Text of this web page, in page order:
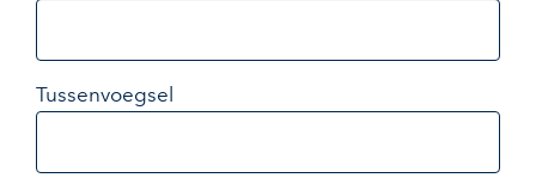
Tussenvoegsel